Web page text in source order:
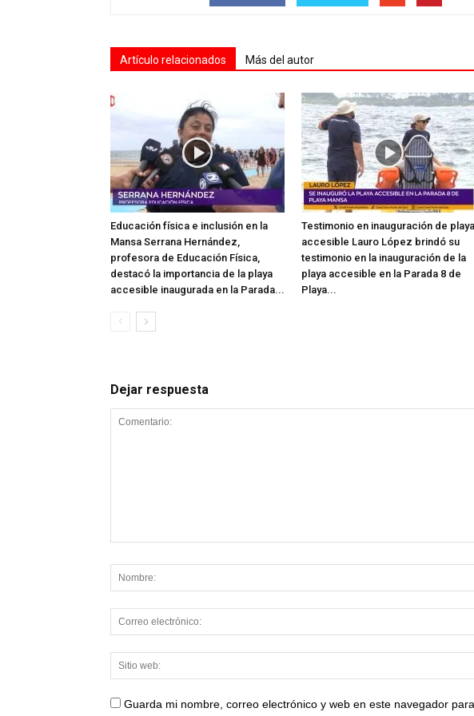
Artículo relacionados Más del autor
Educación física e inclusión en la
Mansa Serrana Hernández,
profesora de Educación Física,
destacó la importancia de la playa
accesible inaugurada en la Parada...
Testimonio en inauguración de playa
accesible Lauro López brindó su
testimonio en la inauguración de la
playa accesible en la Parada 8 de
Playa...
Dejar respuesta
Guarda mi nombre, correo electrónico y web en este navegador